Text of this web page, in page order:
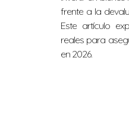
¿Qué
¿Puedo
Sí, muchas
frente a la
Este artículo
reales para
en 2026.